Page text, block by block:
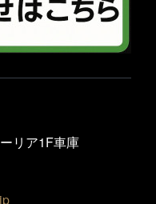
リア1F車庫